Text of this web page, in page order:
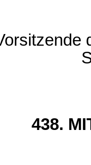
438.